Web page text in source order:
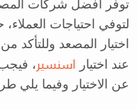
توفر افضل شركات
لتوفي احتياجات
اختيار المصعد وللتأكد
عند اختيار اسنسير،
عن الاختيار وفيما يلي